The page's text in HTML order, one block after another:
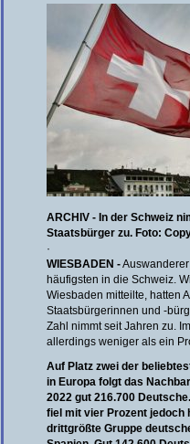
ARCHIV - In der Schweiz
Staatsbürger zu. Foto:
·
WIESBADEN -
häufigsten in die Schweiz.
Wiesbaden mitteilte, hatten
Staatsbürgerinnen und -
Zahl nimmt seit Jahren zu.
allerdings weniger als ein
Auf Platz zwei der
in Europa folgt das
2022 gut 216.700
fiel mit vier Prozent jedoch
drittgrößte Gruppe